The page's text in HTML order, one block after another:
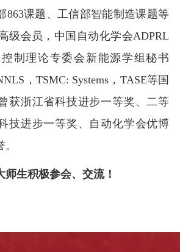
863课题、工信部智能制造课题等
级会员，中国自动化学会ADPRL
制理论专委会新能源学组秘书
， TSMC: Systems ， TASE等国
获浙江省科技进步一等奖、二等
技进步一等奖、自动化学会优博
师生积极参会、交流！